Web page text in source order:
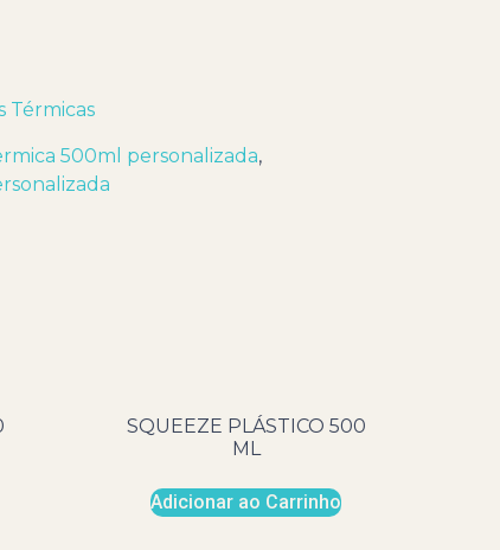
Térmicas
500ml personalizada,
SQUEEZE PLÁSTICO 500
ML
Adicionar ao Carrinho